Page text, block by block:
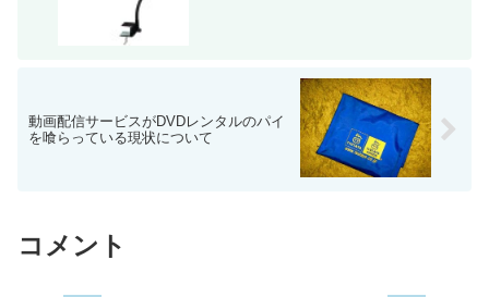
動画配信サービスがDVDレンタルのパイ
を喰らっている現状について
コメント